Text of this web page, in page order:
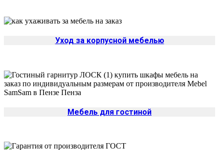
Уход за корпусной мебелью
Мебель для гостиной